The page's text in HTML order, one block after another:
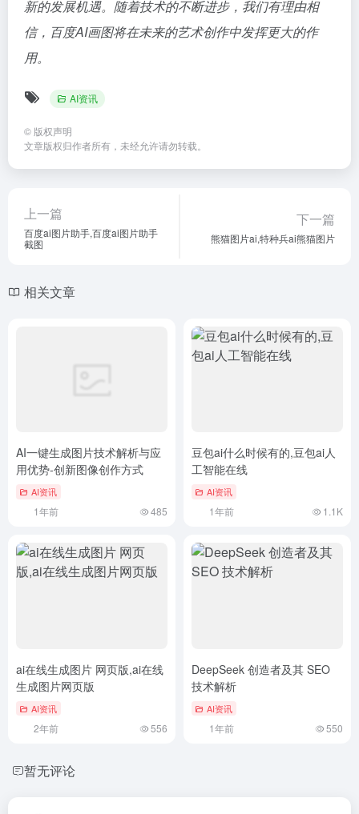
新的发展机遇。随着技术的不断进步，我们有理由相
信，百度AI画图将在未来的艺术创作中发挥更大的作
用。
AI资讯
© 版权声明
文章版权归作者所有，未经允许请勿转载。
上一篇
百度ai图片助手,百度ai图片助手
截图
下一篇
熊猫图片ai,特种兵ai熊猫图片
相关文章
AI一键生成图片技术解析与应
用优势-创新图像创作方式
AI资讯
1年前 485
豆包ai什么时候有的,豆包ai人
工智能在线
AI资讯
1年前 1.1K
ai在线生成图片 网页版,ai在线
生成图片网页版
AI资讯
2年前 556
DeepSeek 创造者及其 SEO
技术解析
AI资讯
1年前 550
暂无评论